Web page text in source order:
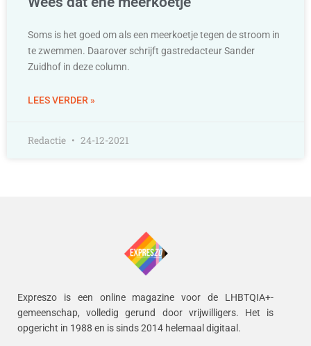
Soms is het goed om als een meerkoetje tegen de stroom in
te zwemmen. Daarover schrijft gastredacteur Sander
Zuidhof in deze column.
LEES VERDER »
Redactie 24-12-2021
Expreszo is een online magazine voor de LHBTQIA+-
gemeenschap, volledig gerund door vrijwilligers. Het is
opgericht in 1988 en is sinds 2014 helemaal digitaal.